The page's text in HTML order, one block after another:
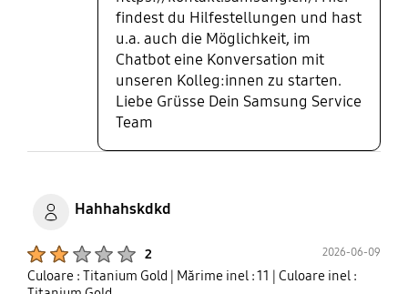
findest du Hilfestellungen und hast
u.a. auch die Möglichkeit, im
Chatbot eine Konversation mit
unseren Kolleg:innen zu starten.
Liebe Grüsse Dein Samsung Service
Team
Hahhahskdkd
2 2026-06-09
Culoare : Titanium Gold | Mărime inel : 11 | Culoare inel :